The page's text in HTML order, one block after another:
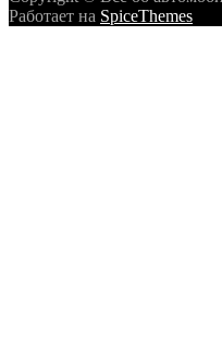
Работает на SpiceThemes